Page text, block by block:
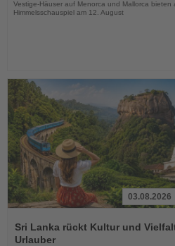
Vestige-Häuser auf Menorca und Mallorca
Himmelsschauspiel am 12. August
Sie
die
03.08.2026
Sri Lanka rückt Kultur und
Urlauber